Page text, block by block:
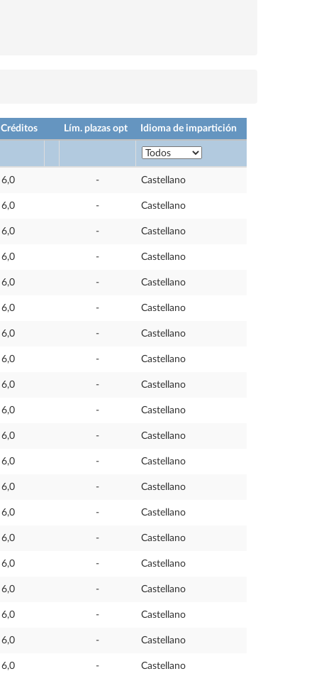
Créditos Lím. plazas opt Idioma de impartición
6,0 - Castellano
6,0 - Castellano
6,0 - Castellano
6,0 - Castellano
6,0 - Castellano
6,0 - Castellano
6,0 - Castellano
6,0 - Castellano
6,0 - Castellano
6,0 - Castellano
6,0 - Castellano
6,0 - Castellano
6,0 - Castellano
6,0 - Castellano
6,0 - Castellano
6,0 - Castellano
6,0 - Castellano
6,0 - Castellano
6,0 - Castellano
6,0 - Castellano